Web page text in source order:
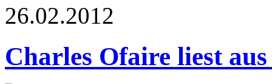
26.02.2012
Charles Ofaire liest